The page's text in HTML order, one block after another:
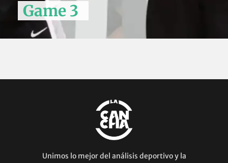
Game 3
Unimos lo mejor del análisis deportivo y la